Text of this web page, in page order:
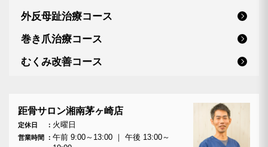
外反母趾治療コース
巻き爪治療コース
むくみ改善コース
距骨サロン湘南茅ヶ崎店
定休日 火曜日
営業時間
午前 9:00～13:00 ｜ 午後 13:00～